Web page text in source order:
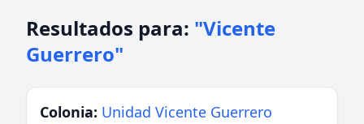
Resultados para: "Vicente
Guerrero"
Colonia: Unidad Vicente Guerrero